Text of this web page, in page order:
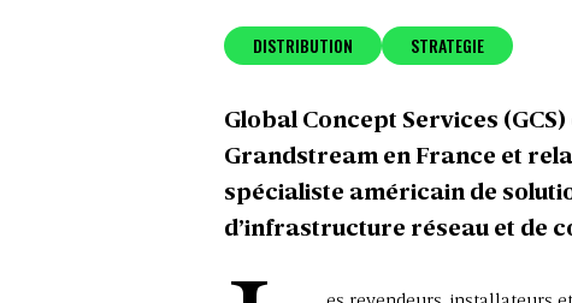
DISTRIBUTION STRATEGIE
Global Concept Services
Grandstream en France et
spécialiste américain de
d’infrastructure réseau et de